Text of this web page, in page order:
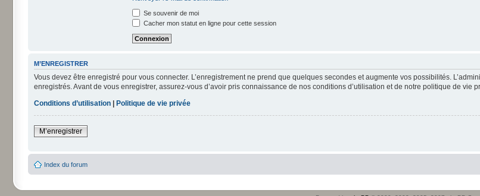
Se souvenir de moi
Cacher mon statut en ligne pour cette session
M’ENREGISTRER
Vous devez être enregistré pour vous connecter. L’enregistrement ne prend que quelques secondes et augmente vos possibilités.
enregistrés. Avant de vous enregistrer, assurez-vous d’avoir pris connaissance de nos conditions d’utilisation et de notre politique de vie
Conditions d’utilisation
Politique de vie privée
M’enregistrer
Index du forum